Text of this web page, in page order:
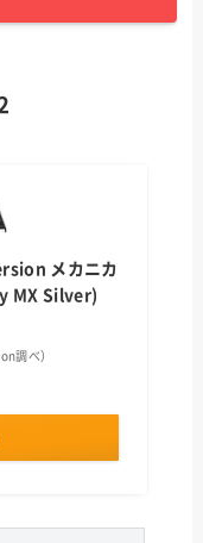
メカニカ
MX Silver)
調べ）